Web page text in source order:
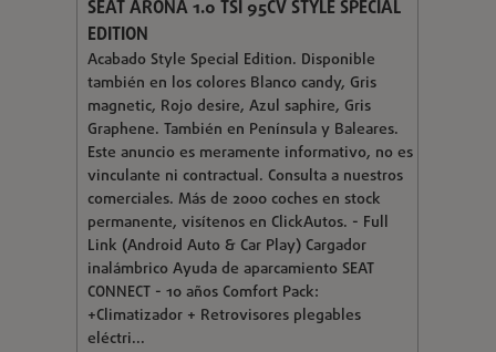
SEAT ARONA 1.0 TSI 95CV STYLE SPECIAL
EDITION
Acabado Style Special Edition. Disponible
también en los colores Blanco candy, Gris
magnetic, Rojo desire, Azul saphire, Gris
Graphene. También en Península y Baleares.
Este anuncio es meramente informativo, no es
vinculante ni contractual. Consulta a nuestros
comerciales. Más de 2000 coches en stock
permanente, visítenos en ClickAutos. - Full
Link (Android Auto & Car Play) Cargador
inalámbrico Ayuda de aparcamiento SEAT
CONNECT - 10 años Comfort Pack:
+Climatizador + Retrovisores plegables
eléctri...